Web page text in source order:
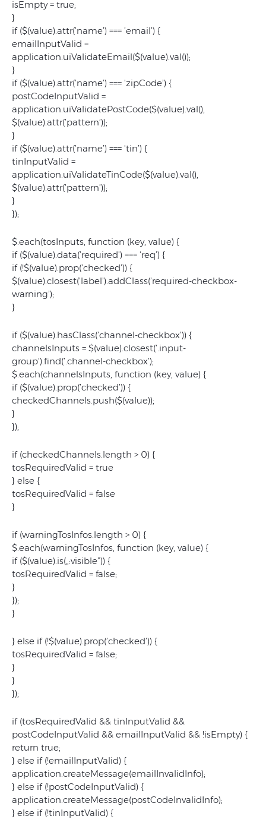
isEmpty = true;
}
if ($(value).attr(’name’) === ’email’) {
emailInputValid =
application.uiValidateEmail($(value).val());
}
if ($(value).attr(’name’) === 'zipCode’) {
postCodeInputValid =
application.uiValidatePostCode($(value).val(),
$(value).attr(’pattern’));
}
if ($(value).attr(’name’) === 'tin’) {
tinInputValid =
application.uiValidateTinCode($(value).val(),
$(value).attr(’pattern’));
}
});
$.each(tosInputs, function (key, value) {
if ($(value).data(’required’) === 'req’) {
if (!$(value).prop(’checked’)) {
$(value).closest(’label’).addClass(’required-checkbox-
warning’);
}
if ($(value).hasClass(’channel-checkbox’)) {
channelsInputs = $(value).closest(’.input-
group’).find(’.channel-checkbox’);
$.each(channelsInputs, function (key, value) {
if ($(value).prop(’checked’)) {
checkedChannels.push($(value));
}
});
if (checkedChannels.length > 0) {
tosRequiredValid = true
} else {
tosRequiredValid = false
}
if (warningTosInfos.length > 0) {
$.each(warningTosInfos, function (key, value) {
if ($(value).is(„:visible”)) {
tosRequiredValid = false;
}
});
}
} else if (!$(value).prop(’checked’)) {
tosRequiredValid = false;
}
}
});
if (tosRequiredValid && tinInputValid &&
postCodeInputValid && emailInputValid && !isEmpty) {
return true;
} else if (!emailInputValid) {
application.createMessage(emailInvalidInfo);
} else if (!postCodeInputValid) {
application.createMessage(postCodeInvalidInfo);
} else if (!tinInputValid) {